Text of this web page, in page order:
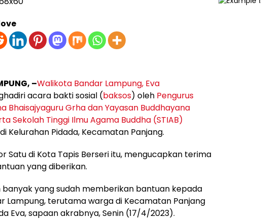
–Walikota Bandar Lampung, Eva
acara bakti sosial (baksos) oleh Pengurus
Bhaisajyaguru Grha dan Yayasan Buddhayana
Sekolah Tinggi Ilmu Agama Buddha (STIAB)
di Kelurahan Pidada, Kecamatan Panjang.
Satu di Kota Tapis Berseri itu, mengucapkan terima
yang diberikan.
banyak yang sudah memberikan bantuan kepada
Lampung, terutama warga di Kecamatan Panjang
Eva, sapaan akrabnya, Senin (17/4/2023).